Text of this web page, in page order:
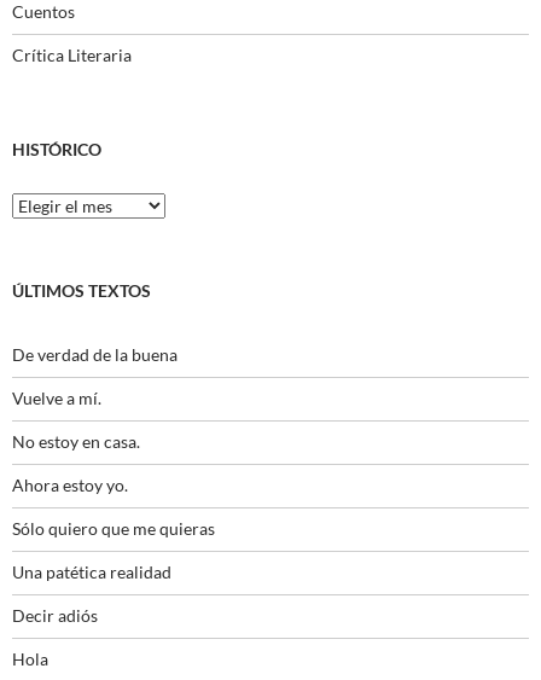
Cuentos
Crítica Literaria
HISTÓRICO
Histórico
ÚLTIMOS TEXTOS
De verdad de la buena
Vuelve a mí.
No estoy en casa.
Ahora estoy yo.
Sólo quiero que me quieras
Una patética realidad
Decir adiós
Hola